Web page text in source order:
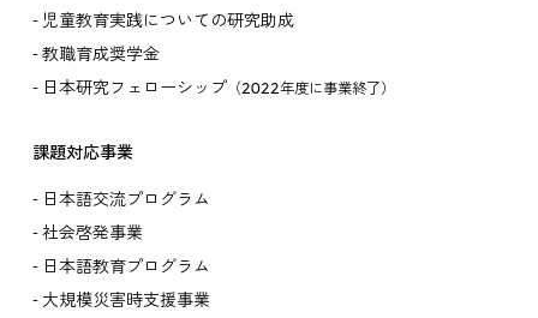
児童教育実践についての研究助成
教職育成奨学金
日本研究フェローシップ（2022年度に事業終了）
課題対応事業
日本語交流プログラム
社会啓発事業
日本語教育プログラム
大規模災害時支援事業